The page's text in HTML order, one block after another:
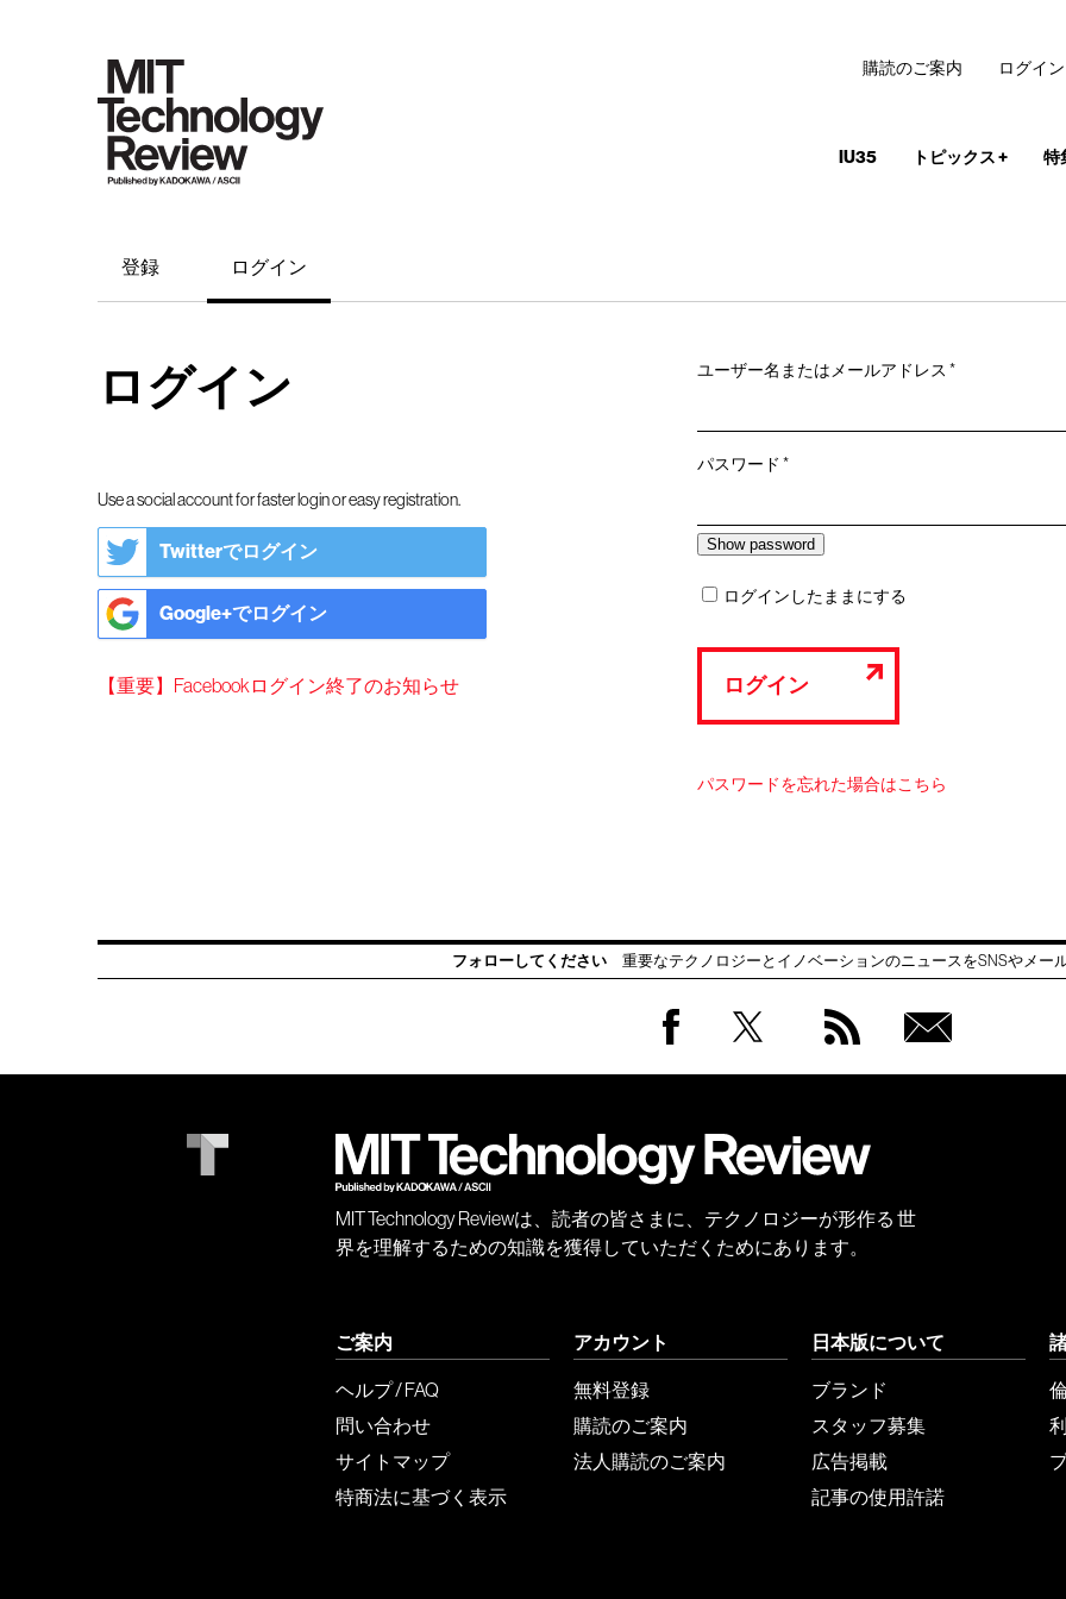
IU35 トピックス+ 特
購読のご案内 ログイン
登録 ログイン
ログイン
Use a social account for faster login or easy registration.
Twitterでログイン
Google+でログイン
【重要】Facebookログイン終了のお知らせ
ユーザー名またはメールアドレス*必
パスワード*必
ログインしたままにする
ログイン
パスワードを忘れた場合はこちら
フォローしてください 重要なテクノロジーとイノベーションのニュースをSNSやメー
会員
MIT Technology Reviewは、読者の皆さまに、テクノロジーが形作る 世
界を理解するための知識を獲得していただくためにあります。
ご案内
ヘルプ / FAQ
問い合わせ
サイトマップ
特商法に基づく表示
アカウント
無料登録
購読のご案内
法人購読のご案内
日本版について
ブランド
スタッフ募集
広告掲載
記事の使用許諾